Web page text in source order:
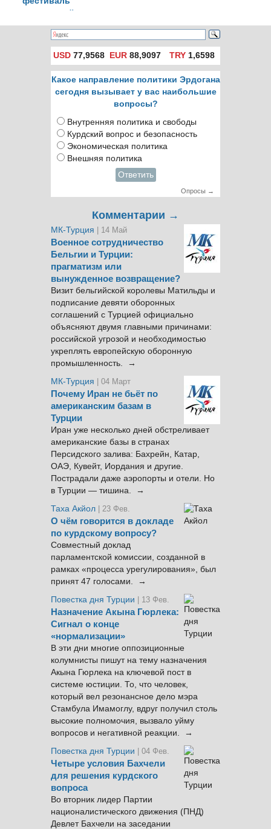
мистической
музыки
USD 77,9568 EUR 88,9097 TRY1,6598
Какое направление политики Эрдогана
сегодня вызывает у вас наибольшие
вопросы?
Внутренняя политика и свободы
Курдский вопрос и безопасность
Экономическая политика
Внешняя политика
Ответить
Опросы →
Комментарии →
МК-Турция | 14 Май
Военное сотрудничество
Бельгии и Турции:
прагматизм или
вынужденное возвращение?
Визит бельгийской королевы Матильды и
подписание девяти оборонных
соглашений с Турцией официально
объясняют двумя главными причинами:
российской угрозой и необходимостью
укреплять европейскую оборонную
промышленность. →
МК-Турция
| 04 Март
Почему Иран не бьёт по
американским базам в
Турции
Иран уже несколько дней обстреливает
американские базы в странах
Персидского залива: Бахрейн, Катар,
ОАЭ, Кувейт, Иордания и другие.
Пострадали даже аэропорты и отели. Но
в Турции — тишина. →
Таха Акйол | 23 Фев.
О чём говорится в докладе
по курдскому вопросу?
Совместный доклад
парламентской комиссии, созданной в
рамках «процесса урегулирования», был
принят 47 голосами. →
Повестка дня Турции
| 13 Фев.
Назначение Акына Гюрлека:
Сигнал о конце
«нормализации»
В эти дни многие оппозиционные
колумнисты пишут на тему назначения
Акына Гюрлека на ключевой пост в
системе юстиции. То, что человек,
который вел резонансное дело мэра
Стамбула Имамоглу, вдруг получил столь
высокие полномочия, вызвало уйму
вопросов и негативной реакции. →
Повестка дня Турции
| 04 Фев.
Четыре условия Бахчели
для решения курдского
вопроса
Во вторник лидер Партии
националистического движения (ПНД)
Девлет Бахчели на заседании